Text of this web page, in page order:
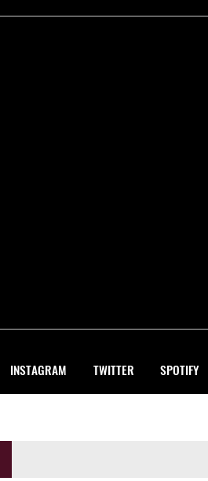
INSTAGRAM TWITTER SPOTIFY